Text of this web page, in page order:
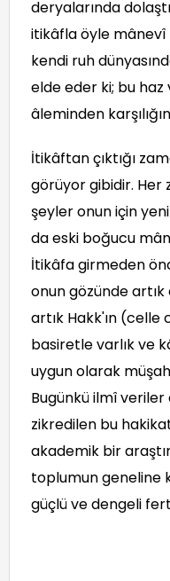
deryalarında
itikâfla öyle
kendi ruh
elde eder ki; bu
âleminden
İtikâftan çıktığı
görüyor gibidir. Her
şeyler onun için
da eski boğucu
İtikâfa girmeden
onun gözünde
artık Hakk'ın
basiretle varlık ve
uygun olarak
Bugünkü ilmî
zikredilen bu
akademik bir
toplumun geneline
güçlü ve dengeli